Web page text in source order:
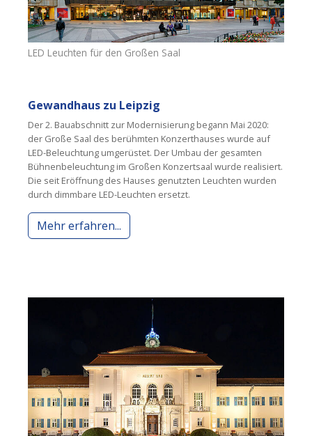
LED Leuchten für den Großen Saal
Gewandhaus zu Leipzig
Der 2. Bauabschnitt zur Modernisierung begann Mai 2020:
der Große Saal des berühmten Konzerthauses wurde auf
LED-Beleuchtung umgerüstet. Der Umbau der gesamten
Bühnenbeleuchtung im Großen Konzertsaal wurde realisiert.
Die seit Eröffnung des Hauses genutzten Leuchten wurden
durch dimmbare LED-Leuchten ersetzt.
Mehr erfahren...